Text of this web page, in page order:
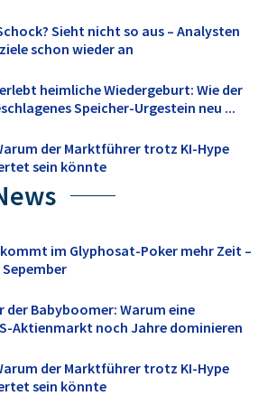
Sieht nicht so aus – Analysten
schon wieder an
heimliche Wiedergeburt: Wie der
Speicher-Urgestein neu ...
der Marktführer trotz KI-Hype
sein könnte
im Glyphosat-Poker mehr Zeit –
der Babyboomer: Warum eine
Aktienmarkt noch Jahre dominieren
der Marktführer trotz KI-Hype
sein könnte